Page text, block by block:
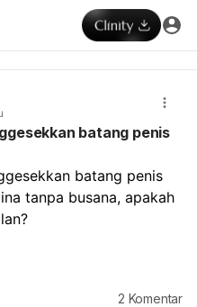
batang penis
batang penis
tanpa busana, apakah
2 Komentar